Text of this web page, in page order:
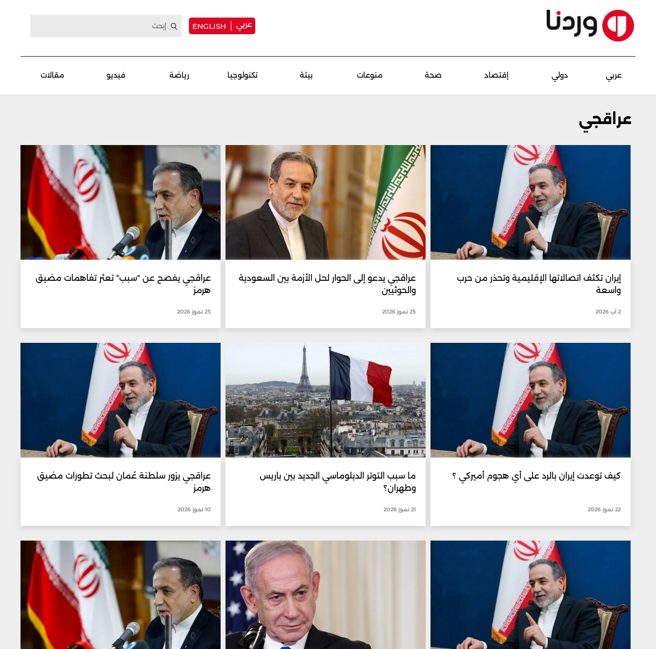
عربي ENGLISH
عربي دولي إقتصاد صحة منوعات بيئة تكنولوجيا رياضة فيديو مقالات
عراقجي
إيران تكثف اتصالاتها الإقليمية وتحذر من حرب
واسعة
2 آب 2026
عراقجي يدعو إلى الحوار لحل الأزمة بين السعودية
والحوثيين
25 تموز 2026
عراقجي يفصح عن "سبب" تعثر تفاهمات مضيق
هرمز
25 تموز 2026
كيف توعدت إيران بالرد على أي هجوم أميركي ؟
22 تموز 2026
ما سبب التوتر الدبلوماسي الجديد بين باريس
وطهران؟
21 تموز 2026
عراقجي يزور سلطنة عُمان لبحث تطورات مضيق
هرمز
10 تموز 2026